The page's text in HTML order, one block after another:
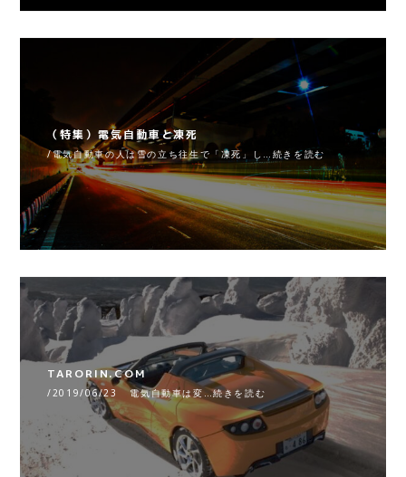
（特集）電気自動車と凍死
/電気自動車の人は雪の立ち往生で「凍死」し…続きを読む
TARORIN.COM
/2019/06/23 電気自動車は変…続きを読む